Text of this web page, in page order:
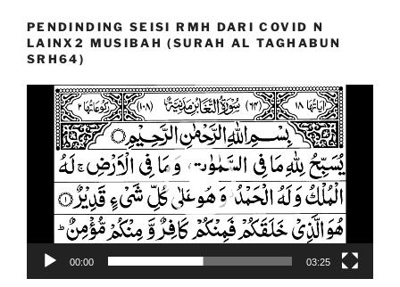
PENDINDING SEISI RMH DARI COVID N
LAINX2 MUSIBAH (SURAH AL TAGHABUN
SRH64)
Video
Player
00:00 03:25